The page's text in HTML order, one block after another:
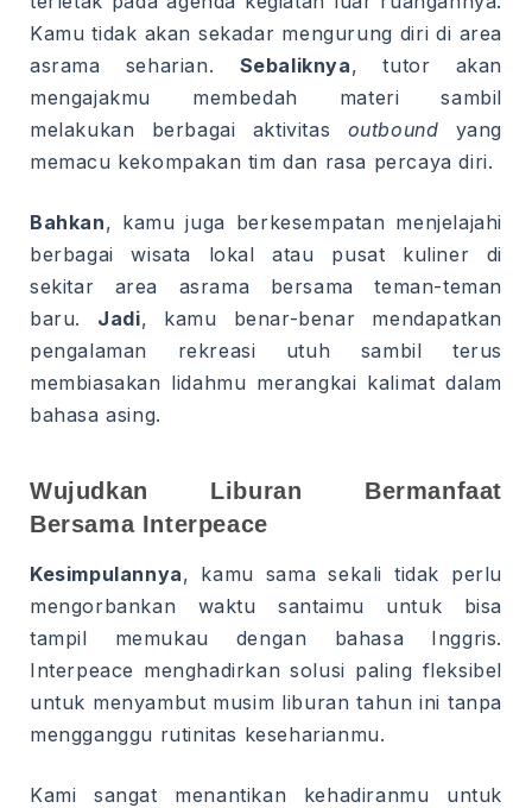
Kamu tidak akan sekadar mengurung diri di area
asrama seharian. Sebaliknya, tutor akan
mengajakmu membedah materi sambil
melakukan berbagai aktivitas outbound yang
memacu kekompakan tim dan rasa percaya diri.
Bahkan, kamu juga berkesempatan menjelajahi
berbagai wisata lokal atau pusat kuliner di
sekitar area asrama bersama teman-teman
baru. Jadi, kamu benar-benar mendapatkan
pengalaman rekreasi utuh sambil terus
membiasakan lidahmu merangkai kalimat dalam
bahasa asing.
Wujudkan Liburan Bermanfaat
Bersama Interpeace
Kesimpulannya, kamu sama sekali tidak perlu
mengorbankan waktu santaimu untuk bisa
tampil memukau dengan bahasa Inggris.
Interpeace menghadirkan solusi paling fleksibel
untuk menyambut musim liburan tahun ini tanpa
mengganggu rutinitas keseharianmu.
Kami sangat menantikan kehadiranmu untuk